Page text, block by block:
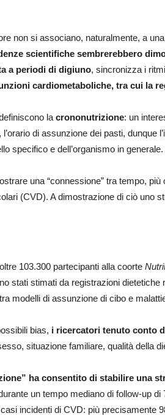
non si associano, naturalmente, a
scientifiche sembrerebbero
a periodi di digiuno, sincronizza i
cardiometaboliche, tra cui la
la crononutrizione: un
di assunzione dei pasti, dunque
specifico e dell’organismo in generale.
una “connessione” tra tempo,
(CVD). A dimostrazione di ciò uno
103.300 partecipanti alla coorte
stati stimati da registrazioni dietetiche
modelli di assunzione di cibo e
bias, i ricercatori tenuto conto
situazione familiare, qualità della
ha consentito di stabilire una
un tempo mediano di follow-up
incidenti di CVD: più precisamente